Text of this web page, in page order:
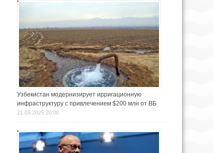
Узбекистан модернизирует ирригационную
инфраструктуру с привлечением $200 млн от ВБ
21.05.2025 20:00